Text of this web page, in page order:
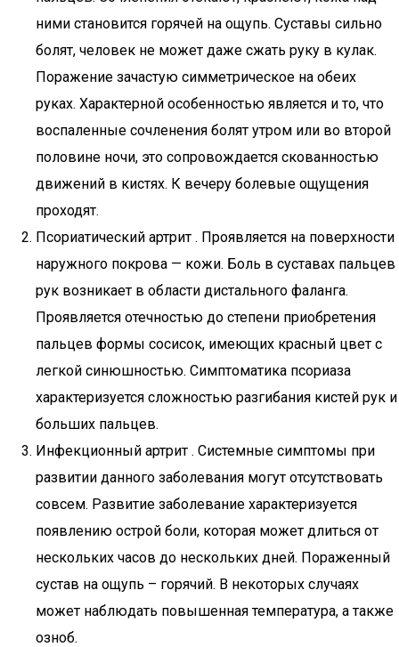
ними становится горячей на ощупь. Суставы сильно
болят, человек не может даже сжать руку в кулак.
Поражение зачастую симметрическое на обеих
руках. Характерной особенностью является и то, что
воспаленные сочленения болят утром или во второй
половине ночи, это сопровождается скованностью
движений в кистях. К вечеру болевые ощущения
проходят.
Псориатический артрит . Проявляется на поверхности
наружного покрова — кожи. Боль в суставах пальцев
рук возникает в области дистального фаланга.
Проявляется отечностью до степени приобретения
пальцев формы сосисок, имеющих красный цвет с
легкой синюшностью. Симптоматика псориаза
характеризуется сложностью разгибания кистей рук и
больших пальцев.
Инфекционный артрит . Системные симптомы при
развитии данного заболевания могут отсутствовать
совсем. Развитие заболевание характеризуется
появлению острой боли, которая может длиться от
нескольких часов до нескольких дней. Пораженный
сустав на ощупь – горячий. В некоторых случаях
может наблюдать повышенная температура, а также
озноб.